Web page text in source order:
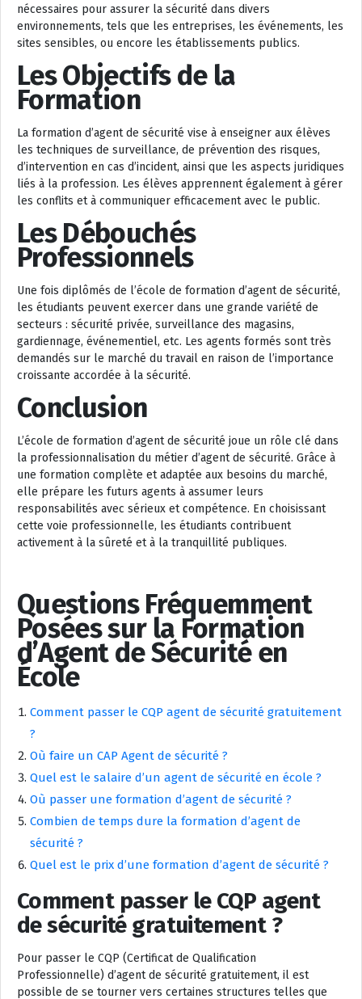
nécessaires pour assurer la sécurité dans divers
environnements, tels que les entreprises, les événements, les
sites sensibles, ou encore les établissements publics.
Les Objectifs de la
Formation
La formation d’agent de sécurité vise à enseigner aux élèves
les techniques de surveillance, de prévention des risques,
d’intervention en cas d’incident, ainsi que les aspects juridiques
liés à la profession. Les élèves apprennent également à gérer
les conflits et à communiquer efficacement avec le public.
Les Débouchés
Professionnels
Une fois diplômés de l’école de formation d’agent de sécurité,
les étudiants peuvent exercer dans une grande variété de
secteurs : sécurité privée, surveillance des magasins,
gardiennage, événementiel, etc. Les agents formés sont très
demandés sur le marché du travail en raison de l’importance
croissante accordée à la sécurité.
Conclusion
L’école de formation d’agent de sécurité joue un rôle clé dans
la professionnalisation du métier d’agent de sécurité. Grâce à
une formation complète et adaptée aux besoins du marché,
elle prépare les futurs agents à assumer leurs
responsabilités avec sérieux et compétence. En choisissant
cette voie professionnelle, les étudiants contribuent
activement à la sûreté et à la tranquillité publiques.
Questions Fréquemment
Posées sur la Formation
d’Agent de Sécurité en
École
Comment passer le CQP agent de sécurité gratuitement
?
Où faire un CAP Agent de sécurité ?
Quel est le salaire d’un agent de sécurité en école ?
Où passer une formation d’agent de sécurité ?
Combien de temps dure la formation d’agent de
sécurité ?
Quel est le prix d’une formation d’agent de sécurité ?
Comment passer le CQP agent
de sécurité gratuitement ?
Pour passer le CQP (Certificat de Qualification
Professionnelle) d’agent de sécurité gratuitement, il est
possible de se tourner vers certaines structures telles que